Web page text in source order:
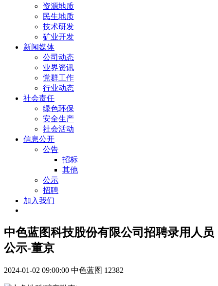
资源地质
民生地质
技术研发
矿业开发
新闻媒体
公司动态
业界资讯
党群工作
行业动态
社会责任
绿色环保
安全生产
社会活动
信息公开
公告
招标
其他
公示
招聘
加入我们
中色蓝图科技股份有限公司招聘录用人员
公示-董京
2024-01-02 09:00:00 中色蓝图 12382